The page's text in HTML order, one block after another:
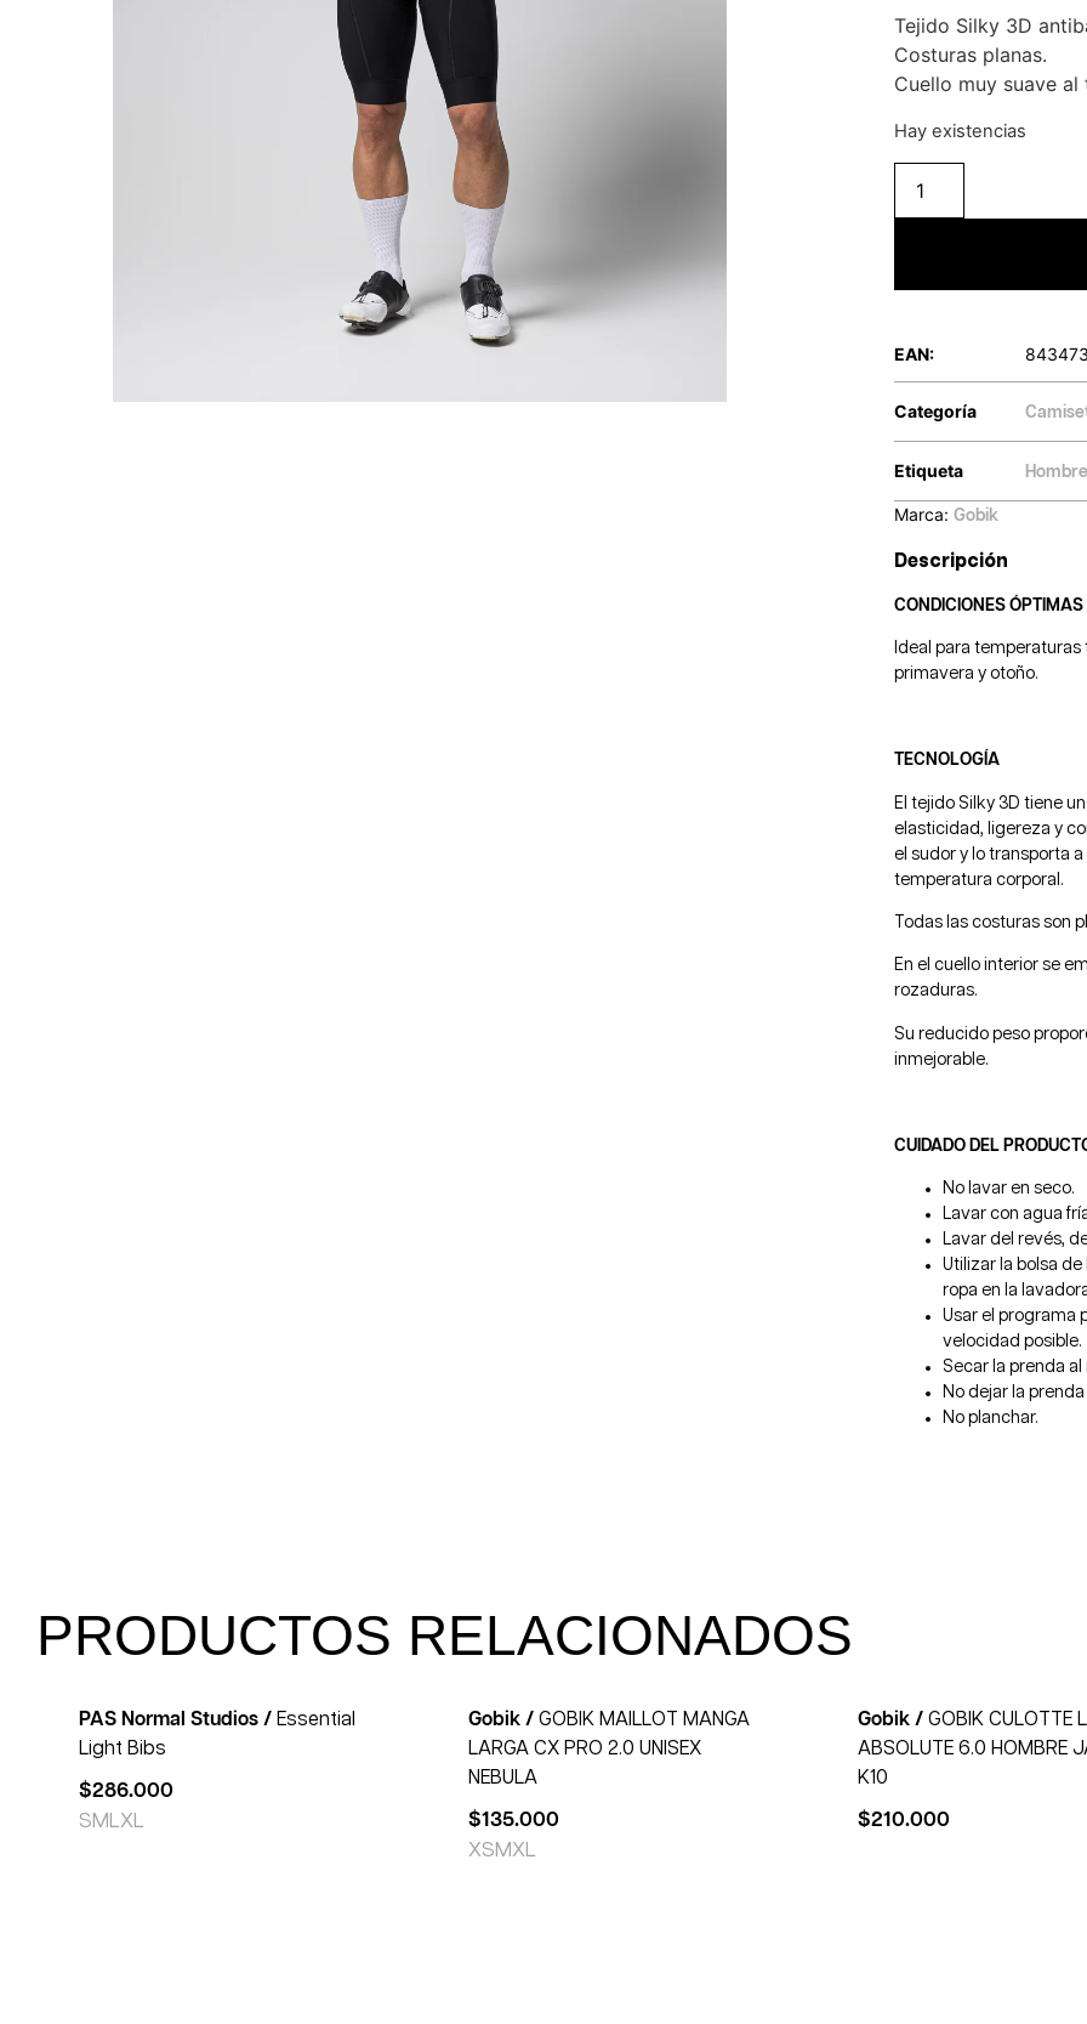
Tejido Silky 3D
Costuras planas.
Cuello muy suave al
Hay existencias
EAN:
Categoría
Etiqueta Hombre
Marca:Gobik
Descripción
CONDICIONES ÓPTIMAS
Ideal para
primavera y otoño.
TECNOLOGÍA
El tejido Silky 3D tiene
elasticidad, ligereza y
el sudor y lo transporta
temperatura corporal.
Todas las costuras son
En el cuello interior se
rozaduras.
Su reducido peso
inmejorable.
CUIDADO DEL
No lavar en seco.
Lavar con agua
Lavar del revés,
Utilizar la bolsa
ropa en la
Usar el programa
velocidad posible.
Secar la prenda al
No dejar la
No planchar.
PRODUCTOS RELACIONADOS
PAS Normal Studios / Essential
Light Bibs
$286.000
SM LXL
Gobik / GOBIK MAILLOT MANGA
LARGA CX PRO 2.0 UNISEX
NEBULA
$135.000
XSMXL
Gobik / GOBIK CULOTTE
ABSOLUTE 6.0 HOMBRE
K10
$210.000